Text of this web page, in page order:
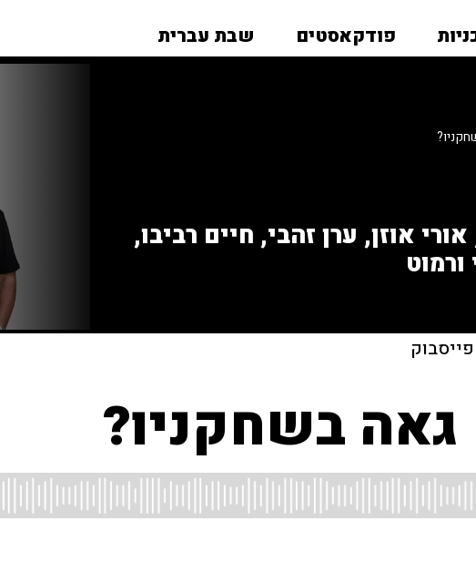
פודקאסטים שבת עברית
אוזן, ערן זהבי, חיים רביבו,
ורמוט
פייסבוק
גאה בשחקניו?